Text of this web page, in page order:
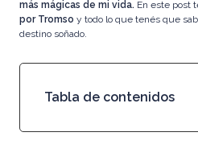
z,
In
fl
n
más mágicas de mi vida. En este post
por Tromso y todo lo que tenés que
destino soñado.
Tabla de contenidos